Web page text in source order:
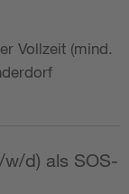
Vollzeit (mind.
w/d) als SOS-